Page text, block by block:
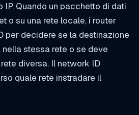
IP. Quando un pacchetto di dati
o su una rete locale, i router
per decidere se la destinazione
stessa rete o se deve
diversa. Il network ID
quale rete instradare il